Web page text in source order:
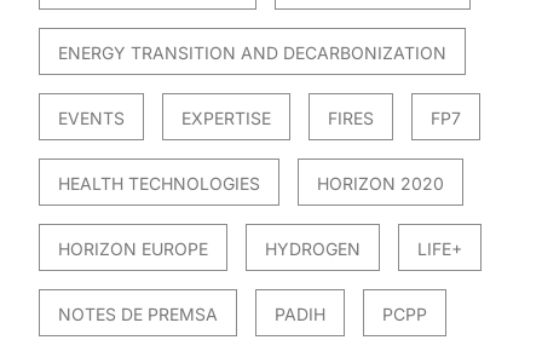
ENERGY TRANSITION AND DECARBONIZATION
EVENTS EXPERTISE FIRES FP7
HEALTH TECHNOLOGIES HORIZON 2020
HORIZON EUROPE HYDROGEN LIFE+
NOTES DE PREMSA PADIH PCPP